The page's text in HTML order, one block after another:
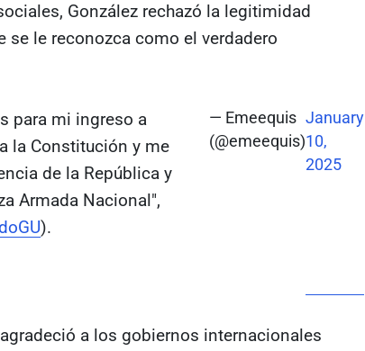
González rechazó la legitimidad
se le reconozca como el verdadero
para mi ingreso a
la Constitución y me
de la República y
Armada Nacional",
).
— Emeequis
(@emeequis)
January
10,
2025
a los gobiernos internacionales